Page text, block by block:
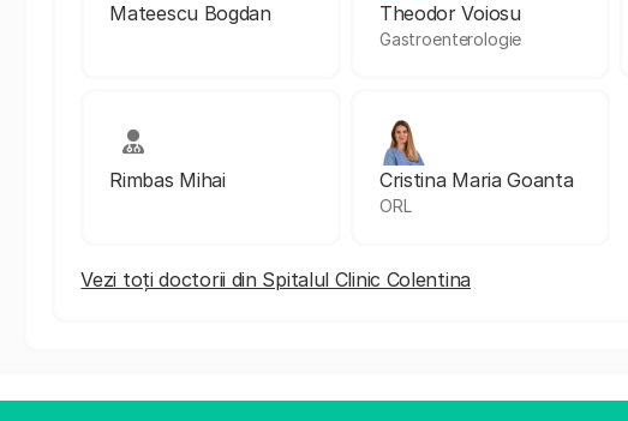
Mateescu Bogdan Theodor Voiosu
Gastroenterologie
Rimbas Mihai Cristina Maria Goanta
ORL
Vezi toți doctorii din Spitalul Clinic Colentina